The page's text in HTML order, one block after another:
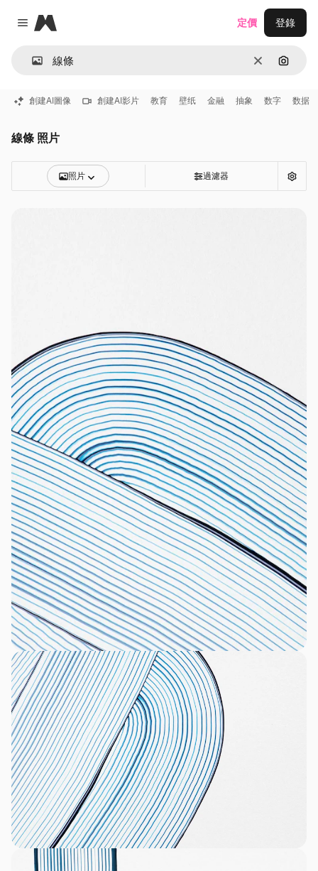
Close menu
Magnific
清除 通過圖
定價 登錄
創建AI圖像 創建AI影片 教育 壁纸 金融 抽象 数字 数据
線條 照片
照片 過濾器